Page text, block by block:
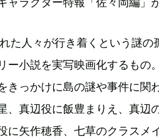
た人々が行き着くという謎の
ー小説を実写映画化するもの
きっかけに島の謎や事件に関
、真辺役に飯豊まりえ、真辺
に矢作穂香、七草のクラスメ